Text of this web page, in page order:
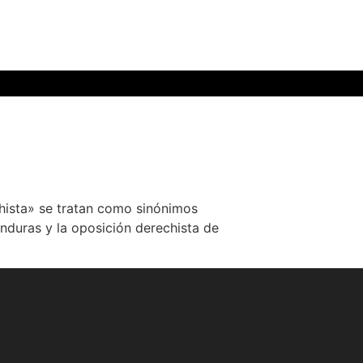
se tratan como sinónimos
y la oposición derechista de